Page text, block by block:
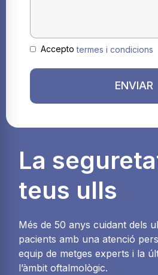
Acceptotermes i condicions
ENVIAR
La
teus ulls
Més de 50 anys cuidant dels
pacients amb una atenció
equip de metges experts i la
l’àmbit oftalmològic.